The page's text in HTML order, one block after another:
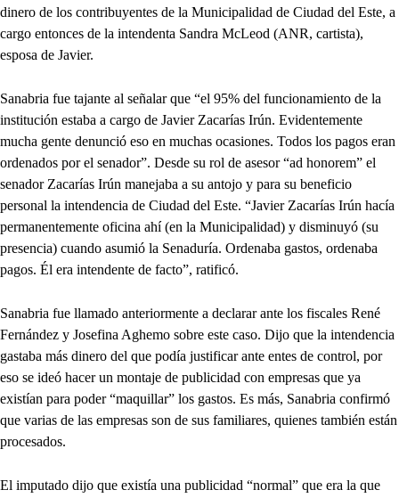
dinero de los contribuyentes de la Municipalidad de Ciudad del Este, a
cargo entonces de la intendenta Sandra McLeod (ANR, cartista),
esposa de Javier.
Sanabria fue tajante al señalar que “el 95% del funcionamiento de la
institución estaba a cargo de Javier Zacarías Irún. Evidentemente
mucha gente denunció eso en muchas ocasiones. Todos los pagos eran
ordenados por el senador”. Desde su rol de asesor “ad honorem” el
senador Zacarías Irún manejaba a su antojo y para su beneficio
personal la intendencia de Ciudad del Este. “Javier Zacarías Irún hacía
permanentemente oficina ahí (en la Municipalidad) y disminuyó (su
presencia) cuando asumió la Senaduría. Ordenaba gastos, ordenaba
pagos. Él era intendente de facto”, ratificó.
Sanabria fue llamado anteriormente a declarar ante los fiscales René
Fernández y Josefina Aghemo sobre este caso. Dijo que la intendencia
gastaba más dinero del que podía justificar ante entes de control, por
eso se ideó hacer un montaje de publicidad con empresas que ya
existían para poder “maquillar” los gastos. Es más, Sanabria confirmó
que varias de las empresas son de sus familiares, quienes también están
procesados.
El imputado dijo que existía una publicidad “normal” que era la que